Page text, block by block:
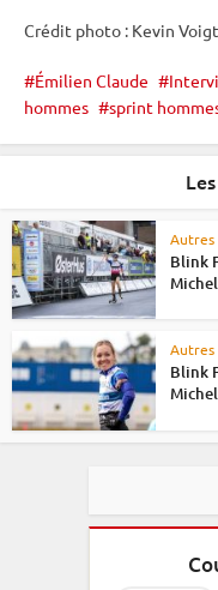
Crédit photo : Kevin Voigt
Émilien Claude
hommes
sprint
Autres
Blink
Autres
Blink